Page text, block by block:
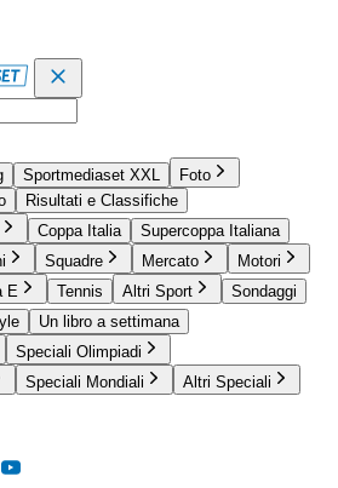
Sportmediaset XXL
Foto
Risultati e Classifiche
Coppa Italia
Supercoppa Italiana
Squadre Mercato
Motori
E Tennis Altri Sport
Sondaggi
Un libro a settimana
Speciali Olimpiadi
Speciali Mondiali Altri Speciali